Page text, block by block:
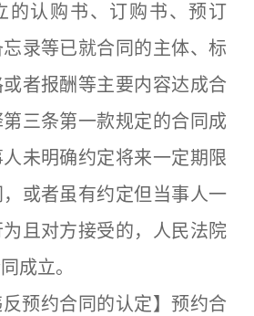
认购书、订购书、预订
录等已就合同的主体、标
者报酬等主要内容达成合
三条第一款规定的合同成
未明确约定将来一定期限
或者虽有约定但当事人一
且对方接受的，人民法院
成立。
反预约合同的认定】预约合